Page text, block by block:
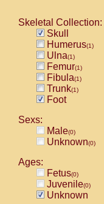
Skeletal Collection:
Skull
Humerus(1)
Ulna(1)
Femur(1)
Fibula(1)
Trunk(1)
Foot
Sexs:
Male(0)
Unknown(0)
Ages:
Fetus(0)
Juvenile(0)
Unknown